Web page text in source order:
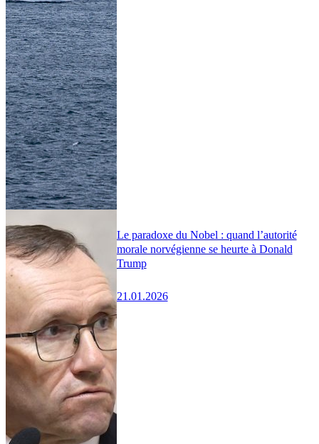
Le paradoxe du Nobel : quand l’autorité
morale norvégienne se heurte à Donald
Trump
21.01.2026